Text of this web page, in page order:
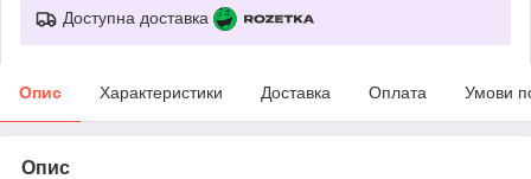
Доступна доставка
Опис Характеристики Доставка Оплата Умови
Опис